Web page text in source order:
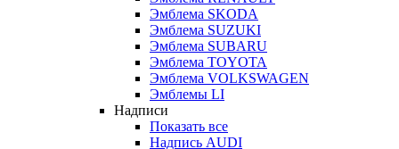
Эмблема SKODA
Эмблема SUZUKI
Эмблема SUBARU
Эмблема TOYOTA
Эмблема VOLKSWAGEN
Эмблемы LI
Надписи
Показать все
Надпись AUDI